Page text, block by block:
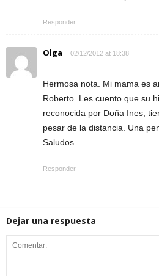
Responder
Olga 02/12/2012 at 18:38
Hermosa nota. Mi mama es
Roberto. Les cuento que su
reconocida por Doña Ines,
pesar de la distancia. Una
Saludos
Responder
Dejar una respuesta